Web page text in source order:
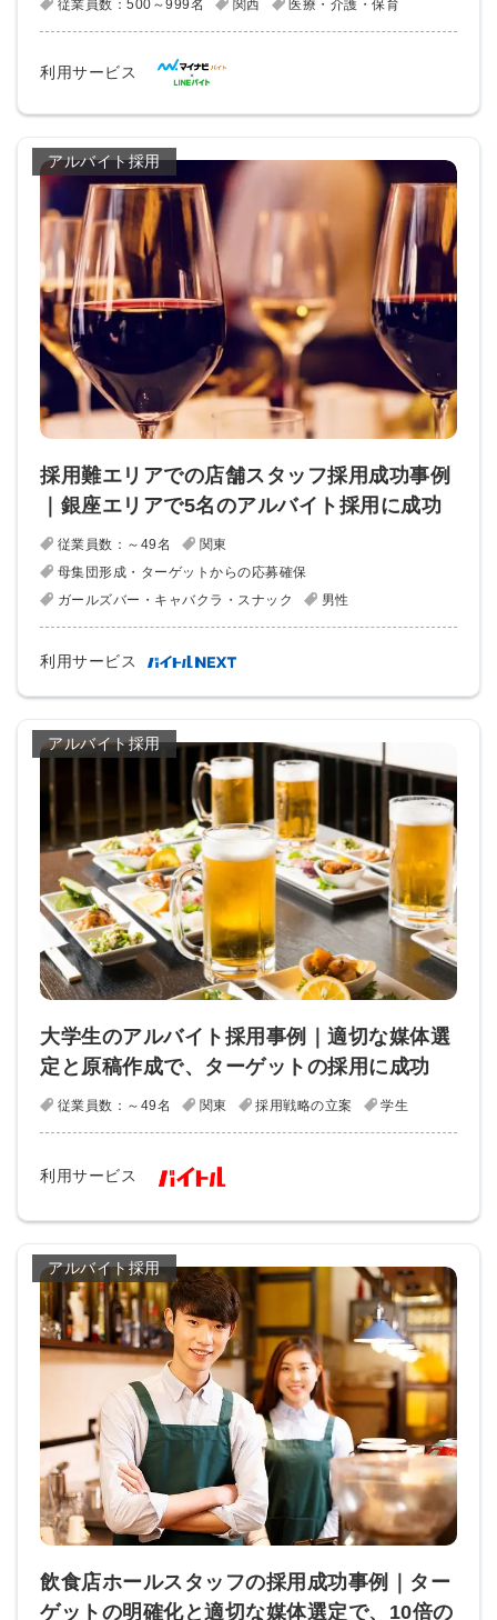
従業員数：500～999名 関西 医療・介護・保育
利用サービス
アルバイト採用
採用難エリアでの店舗スタッフ採用成功事例
｜銀座エリアで5名のアルバイト採用に成功
従業員数：～49名
関東
母集団形成・ターゲットからの応募確保
ガールズバー・キャバクラ・スナック
男性
利用サービス
アルバイト採用
大学生のアルバイト採用事例｜適切な媒体選
定と原稿作成で、ターゲットの採用に成功
従業員数：～49名 関東 採用戦略の立案 学生
利用サービス
アルバイト採用
飲食店ホールスタッフの採用成功事例｜ター
ゲットの明確化と適切な媒体選定で、10倍の